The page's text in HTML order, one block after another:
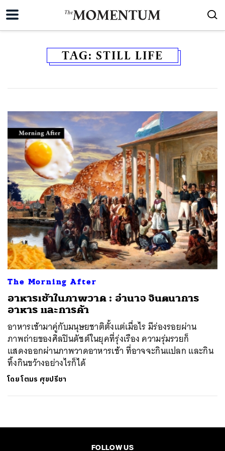
TAG: STILL LIFE
The Morning After
อาหารเช้าในภาพวาด : อำนาจ จินตนาการ
อาหาร และการค้า
อาหารเช้ามาคู่กับมนุษยชาติตั้งแต่เมื่อไร มีร่องรอยผ่าน
ภาพถ่ายของศิลปินดัชต์ในยุคที่รุ่งเรือง ความรุ่มรวยก็
แสดงออกผ่านภาพวาดอาหารเช้า ที่อาจจะกินแปลก และกิน
ทิ้งกินขว้างอย่างไรก็ได้
โดยโตมร ศุขปรีชา
FOLLOW US
ค้นหา
SHARE TWEET LINE EMAIL